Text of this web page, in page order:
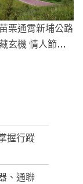
苗栗通霄新埔公路
玄機 情人節新
握行蹤
、通聯